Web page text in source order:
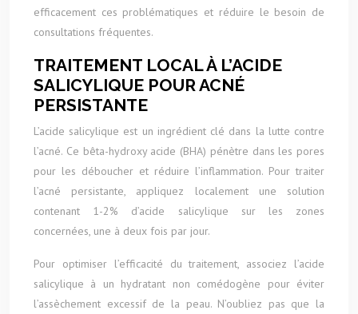
efficacement ces problématiques et réduire le besoin de
consultations fréquentes.
TRAITEMENT LOCAL À L’ACIDE
SALICYLIQUE POUR ACNÉ
PERSISTANTE
L’acide salicylique est un ingrédient clé dans la lutte contre
l’acné. Ce bêta-hydroxy acide (BHA) pénètre dans les pores
pour les déboucher et réduire l’inflammation. Pour traiter
l’acné persistante, appliquez localement une solution
contenant 1-2% d’acide salicylique sur les zones
concernées, une à deux fois par jour.
Pour optimiser l’efficacité du traitement, associez l’acide
salicylique à un hydratant non comédogène pour éviter
l’assèchement excessif de la peau. N’oubliez pas que la